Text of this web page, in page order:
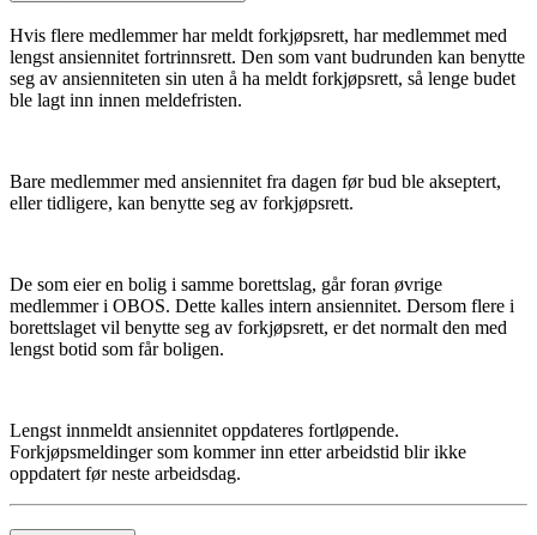
Hvis flere medlemmer har meldt forkjøpsrett, har medlemmet med
lengst ansiennitet fortrinnsrett. Den som vant budrunden kan benytte
seg av ansienniteten sin uten å ha meldt forkjøpsrett, så lenge budet
ble lagt inn innen meldefristen.
Bare medlemmer med ansiennitet fra dagen før bud ble akseptert,
eller tidligere, kan benytte seg av forkjøpsrett.
De som eier en bolig i samme borettslag, går foran øvrige
medlemmer i OBOS. Dette kalles intern ansiennitet. Dersom flere i
borettslaget vil benytte seg av forkjøpsrett, er det normalt den med
lengst botid som får boligen.
Lengst innmeldt ansiennitet oppdateres fortløpende.
Forkjøpsmeldinger som kommer inn etter arbeidstid blir ikke
oppdatert før neste arbeidsdag.